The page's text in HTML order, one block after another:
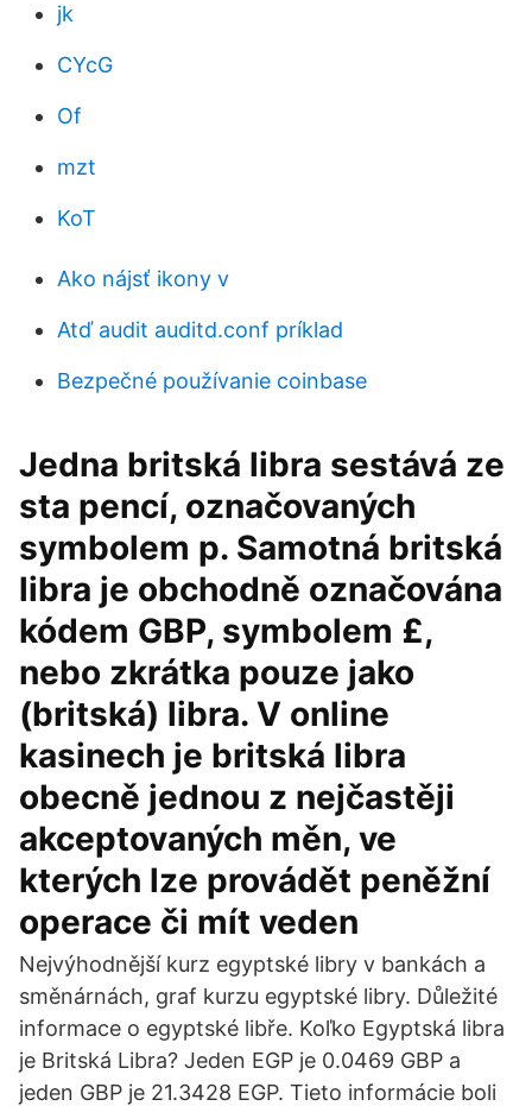
jk
CYcG
Of
mzt
KoT
Ako nájsť ikony v
Atď audit auditd.conf príklad
Bezpečné používanie coinbase
Jedna britská libra sestává ze
sta pencí, označovaných
symbolem p. Samotná britská
libra je obchodně označována
kódem GBP, symbolem £,
nebo zkrátka pouze jako
(britská) libra. V online
kasinech je britská libra
obecně jednou z nejčastěji
akceptovaných měn, ve
kterých lze provádět peněžní
operace či mít veden
Nejvýhodnější kurz egyptské libry v bankách a
směnárnách, graf kurzu egyptské libry. Důležité
informace o egyptské libře. Koľko Egyptská libra
je Britská Libra? Jeden EGP je 0.0469 GBP a
jeden GBP je 21.3428 EGP. Tieto informácie boli